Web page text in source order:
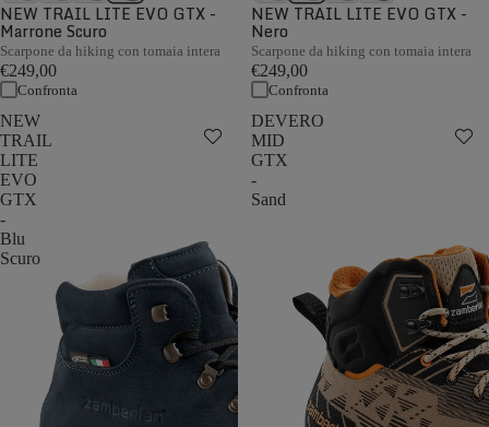
NEW TRAIL LITE EVO GTX -
Marrone Scuro
Scarpone da hiking con tomaia intera
€249,00
Confronta
NEW TRAIL LITE EVO GTX -
Nero
Scarpone da hiking con tomaia intera
€249,00
Confronta
NEW
TRAIL
LITE
EVO
GTX
-
Blu
Scuro
DEVERO
MID
GTX
-
Sand